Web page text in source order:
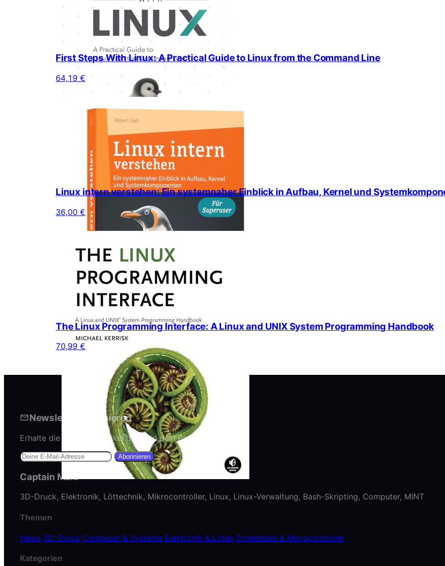
First Steps With Linux: A Practical Guide to Linux from the Command Line
64,19 €
Linux intern verstehen: Ein systemnaher Einblick in Aufbau, Kernel und
36,00 €
The Linux Programming Interface: A Linux and UNIX System Programming Handbook
70,99 €
Newsletter abonnieren
Erhalte die neuesten Artikel direkt in dein Postfach.
Abonnieren
Captain Malu
3D-Druck, Elektronik, Löttechnik, Mikrocontroller, Linux, Linux-Verwaltung, Bash-Skripting, Computer, MINT
Themen
News 3D-Druck Computer & Systeme Elektronik & Löten Embedded & Mikrocontroller
Kategorien